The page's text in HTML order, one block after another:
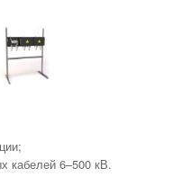
кабелей 6–500 кВ.